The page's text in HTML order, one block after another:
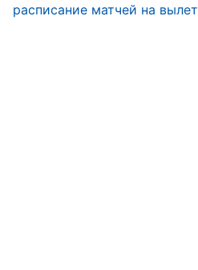
расписание матчей на вылет